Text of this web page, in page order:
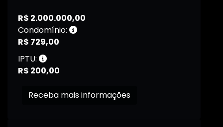
R$ 2.000.000,00
Condomínio:
R$ 729,00
IPTU:
R$ 200,00
Receba mais informações